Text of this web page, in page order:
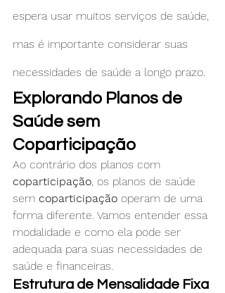
espera usar muitos serviços de saúde,
mas é importante considerar suas
necessidades de saúde a longo prazo.
Explorando Planos de
Saúde sem
Coparticipação
Ao contrário dos planos com
coparticipação, os planos de saúde
sem coparticipação operam de uma
forma diferente. Vamos entender essa
modalidade e como ela pode ser
adequada para suas necessidades de
saúde e financeiras.
Estrutura de Mensalidade Fixa